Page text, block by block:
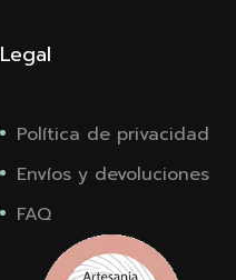
Legal
Política de privacidad
Envíos y devoluciones
FAQ